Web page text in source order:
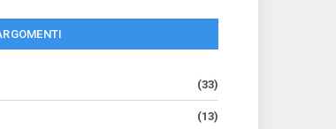
(33)
(13)